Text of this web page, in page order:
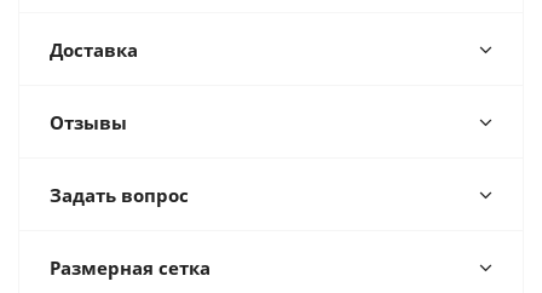
Доставка
Отзывы
Задать вопрос
Размерная сетка